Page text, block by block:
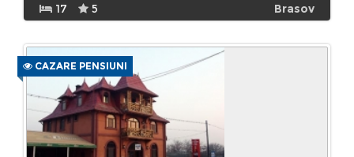
17 5 Brasov
CAZARE PENSIUNI